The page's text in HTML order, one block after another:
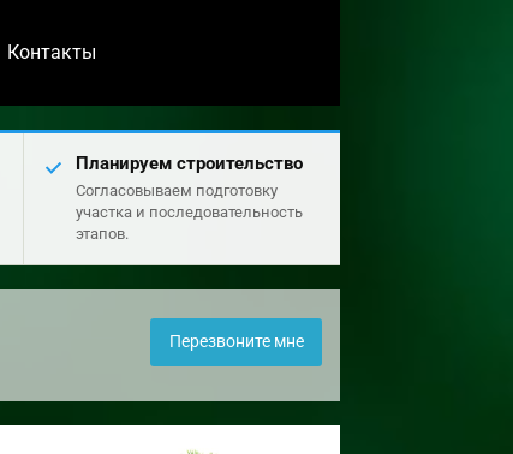
Контакты
Планируем строительство
Согласовываем подготовку
участка и последовательность
этапов.
Перезвоните мне